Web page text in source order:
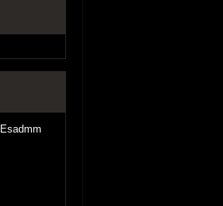
Esadmm